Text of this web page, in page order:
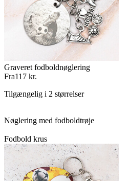
Graveret fodboldnøglering
Fra117 kr.
Tilgængelig i 2 størrelser
Nøglering med fodboldtrøje
Fodbold krus